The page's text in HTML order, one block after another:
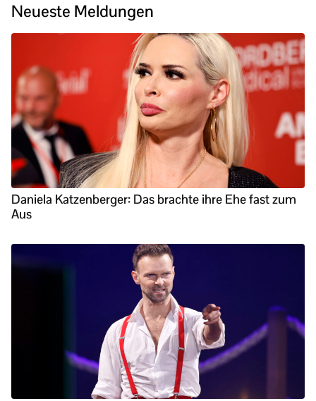
Neueste Meldungen
Daniela Katzenberger: Das brachte ihre Ehe fast zum
Aus